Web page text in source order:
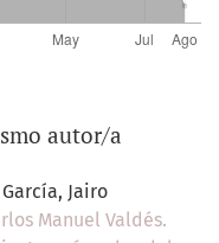
autor/a
Jairo
Manuel Valdés.